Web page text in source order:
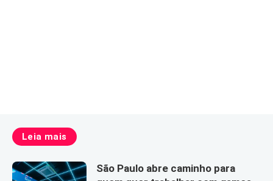
Leia mais
São Paulo abre caminho para